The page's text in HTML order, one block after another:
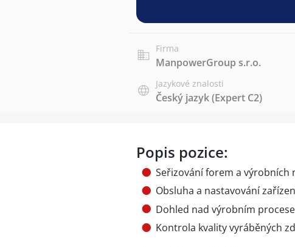
Firma
ManpowerGroup s.r.o.
Jazykové znalosti
Český jazyk(Expert C2)
Popis pozice:
Seřizování forem a výrobních
Obsluha a nastavování
Dohled nad výrobním
Kontrola kvality vyráběných